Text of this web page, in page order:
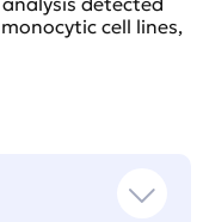
cell lines,